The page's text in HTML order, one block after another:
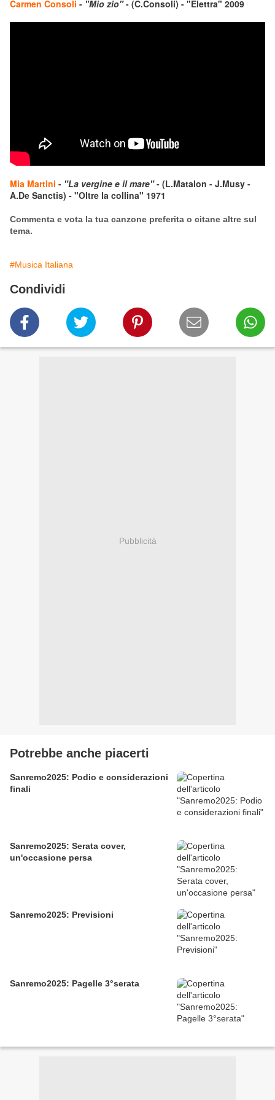
Carmen Consoli - "Mio zio"- (C.Consoli) - "Elettra" 2009
Mia Martini - "La vergine e il mare"- (L.Matalon - J.Musy -
A.De Sanctis) - "Oltre la collina" 1971
Commenta e vota la tua canzone preferita o citane altre sul
tema.
#Musica Italiana
Condividi
Pubblicità
Potrebbe anche piacerti
Sanremo2025: Podio e considerazioni
finali
Sanremo2025: Serata cover,
un'occasione persa
Sanremo2025: Previsioni
Sanremo2025: Pagelle 3°serata